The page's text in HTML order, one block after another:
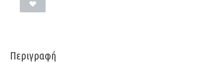
Περιγραφή